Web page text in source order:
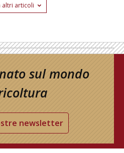
altri articoli
sul mondo
newsletter